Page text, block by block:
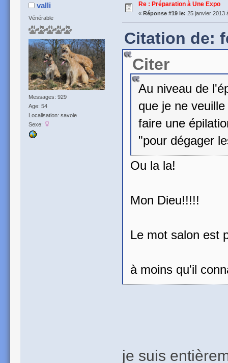
valli
Vénérable
Messages: 929
Age: 54
Localisation: savoie
Sexe:
Re : Préparation à Une Expo
« Réponse #19 le: 25 janvier 2013
Citation de:
Citer
Au niveau de
que je ne
faire une
"pour dégager
Ou la la!
Mon Dieu!!!!!
Le mot salon est
à moins qu'il
je suis